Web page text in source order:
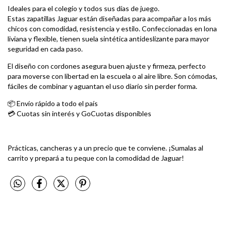
Ideales para el colegio y todos sus días de juego.
Estas zapatillas Jaguar están diseñadas para acompañar a los más
chicos con comodidad, resistencia y estilo. Confeccionadas en lona
liviana y flexible, tienen suela sintética antideslizante para mayor
seguridad en cada paso.
El diseño con cordones asegura buen ajuste y firmeza, perfecto
para moverse con libertad en la escuela o al aire libre. Son cómodas,
fáciles de combinar y aguantan el uso diario sin perder forma.
📦 Envío rápido a todo el país
💳 Cuotas sin interés y GoCuotas disponibles
Prácticas, cancheras y a un precio que te conviene. ¡Sumalas al
carrito y prepará a tu peque con la comodidad de Jaguar!